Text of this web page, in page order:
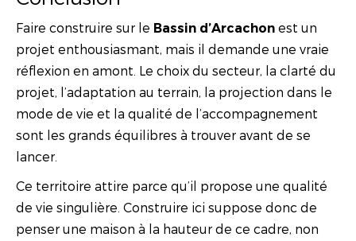
Faire construire sur le Bassin d’Arcachon est un
projet enthousiasmant, mais il demande une vraie
réflexion en amont. Le choix du secteur, la clarté du
projet, l’adaptation au terrain, la projection dans le
mode de vie et la qualité de l’accompagnement
sont les grands équilibres à trouver avant de se
lancer.
Ce territoire attire parce qu’il propose une qualité
de vie singulière. Construire ici suppose donc de
penser une maison à la hauteur de ce cadre, non